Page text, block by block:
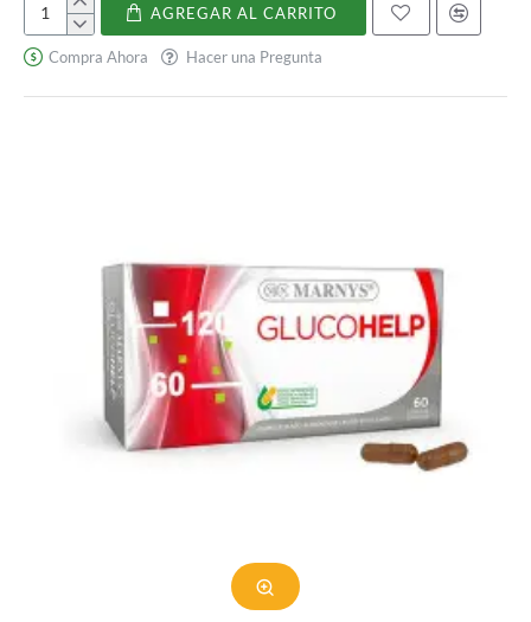
Aceite
Hígado
de
Bacalao
AGREGAR AL CARRITO
Compra Ahora Hacer una Pregunta